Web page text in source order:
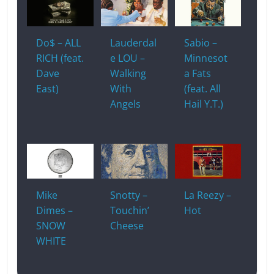
o
k
at p k
Do$ – ALL
RICH (feat.
Dave
East)
Lauderdal
e LOU –
Walking
With
Angels
Sabio –
Minnesot
a Fats
(feat. All
Hail Y.T.)
Mike
Dimes –
SNOW
WHITE
Snotty –
Touchin’
Cheese
La Reezy –
Hot